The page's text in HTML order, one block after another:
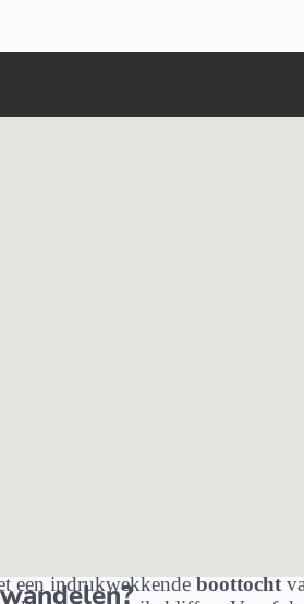
een indrukwekkendeboottocht